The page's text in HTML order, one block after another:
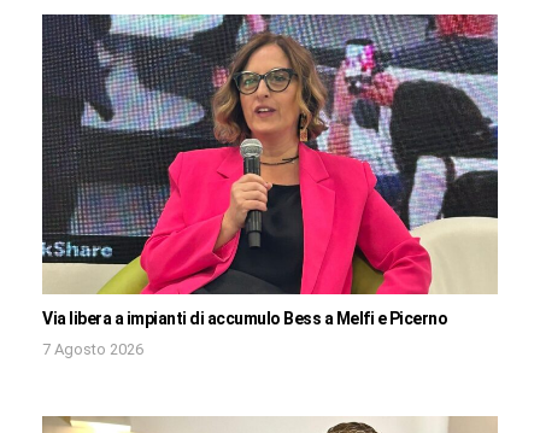
Via libera a impianti di accumulo Bess a Melfi e Picerno
7 Agosto 2026